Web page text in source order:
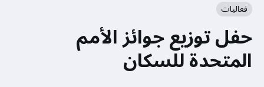
فعاليات
حفل توزيع جوائز الأمم
المتحدة للسكان